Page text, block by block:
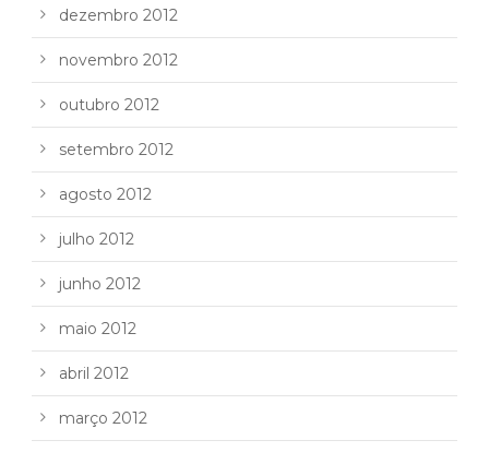
dezembro 2012
novembro 2012
outubro 2012
setembro 2012
agosto 2012
julho 2012
junho 2012
maio 2012
abril 2012
março 2012